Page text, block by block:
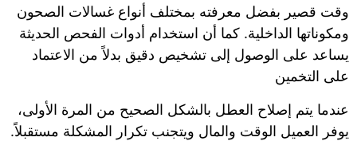
وقت قصير بفضل معرفته بمختلف أنواع غسالات الصحون
ومكوناتها الداخلية. كما أن استخدام أدوات الفحص الحديثة
يساعد على الوصول إلى تشخيص دقيق بدلاً من الاعتماد
على التخمين
عندما يتم إصلاح العطل بالشكل الصحيح من المرة الأولى،
يوفر العميل الوقت والمال ويتجنب تكرار المشكلة مستقبلاً.